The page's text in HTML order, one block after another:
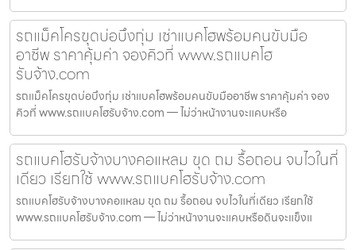
รถแม็คโครขุดบ่อบึงกุ่ม เช่าแบคโฮพร้อมคนขับมือ
อาชีพ ราคาคุ้มค่า จองคิวที่ www.รถแบคโฮ
รับจ้าง.com
รถแม็คโครขุดบ่อบึงกุ่ม เช่าแบคโฮพร้อมคนขับมืออาชีพ ราคาคุ้มค่า จอง
คิวที่ www.รถแบคโฮรับจ้าง.com — ไม่ว่าหน้างานจะแคบหรือ
รถแบคโฮรับจ้างบางคอแหลม ขุด ถม รื้อถอน จบไวในที่
เดียว เรียกใช้ www.รถแบคโฮรับจ้าง.com
รถแบคโฮรับจ้างบางคอแหลม ขุด ถม รื้อถอน จบไวในที่เดียว เรียกใช้
www.รถแบคโฮรับจ้าง.com — ไม่ว่าหน้างานจะแคบหรือดินจะแข็งแ